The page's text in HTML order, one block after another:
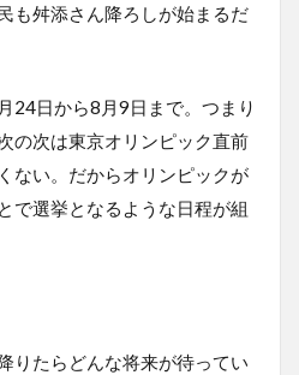
も舛添さん降ろしが始まるだ
24日から8月9日まで。つまり
の次は東京オリンピック直前
ない。だからオリンピックが
で選挙となるような日程が組
りたらどんな将来が待ってい